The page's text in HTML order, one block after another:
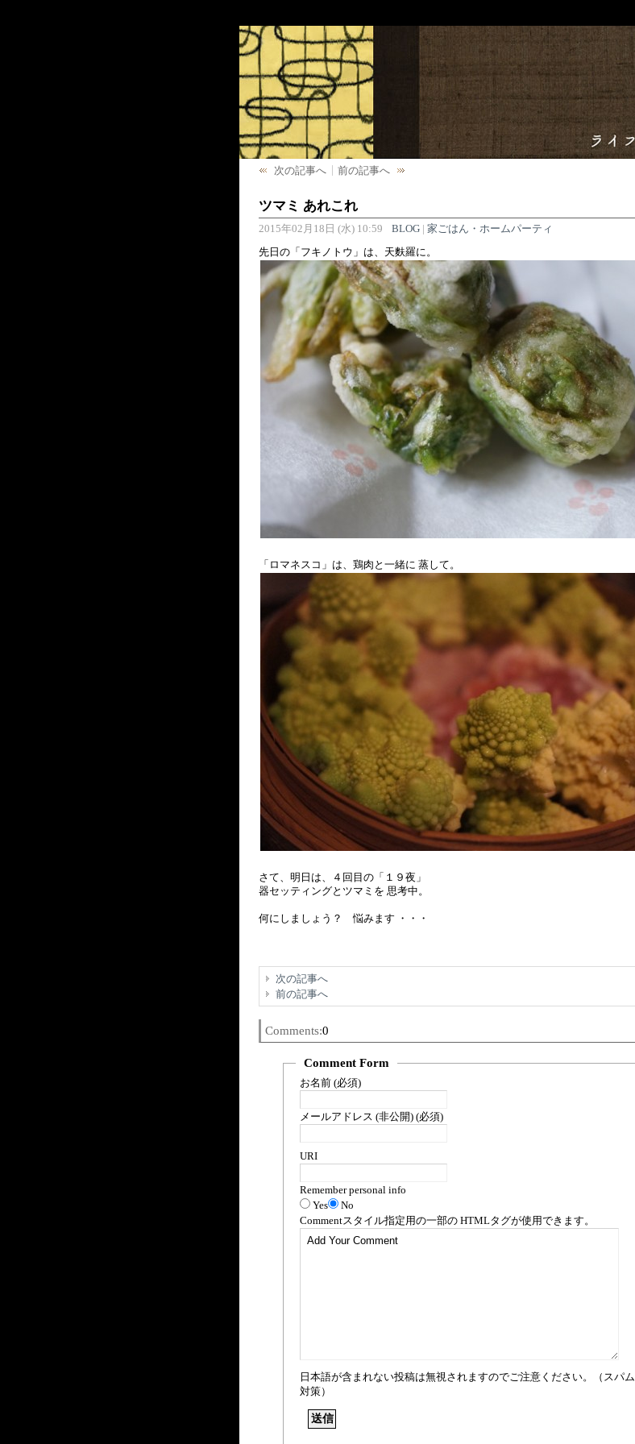
次の記事へ 前の記事へ
ツマミ あれこれ
2015年02月18日 (水) 10:59 BLOG| 家ごはん・ホームパーティ
先日の「フキノトウ」は、天麩羅に。
「ロマネスコ」は、鶏肉と一緒に 蒸して。
さて、明日は、４回目の「１９夜」
器セッティングとツマミを 思考中。
何にしましょう？ 悩みます ・・・
次の記事へ
前の記事へ
Comments:0
Comment Form
お名前 (必須)
メールアドレス (非公開) (必須)
URI
Remember personal info
Yes
No
Commentスタイル指定用の一部の HTMLタグが使用できます。
日本語が含まれない投稿は無視されますのでご注意ください。（スパム
対策）